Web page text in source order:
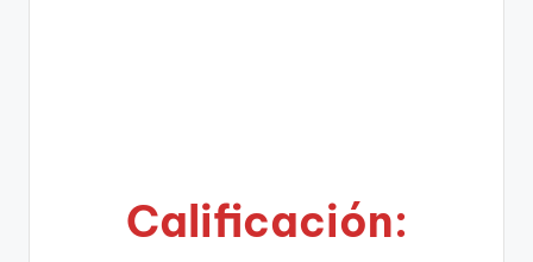
Calificación: